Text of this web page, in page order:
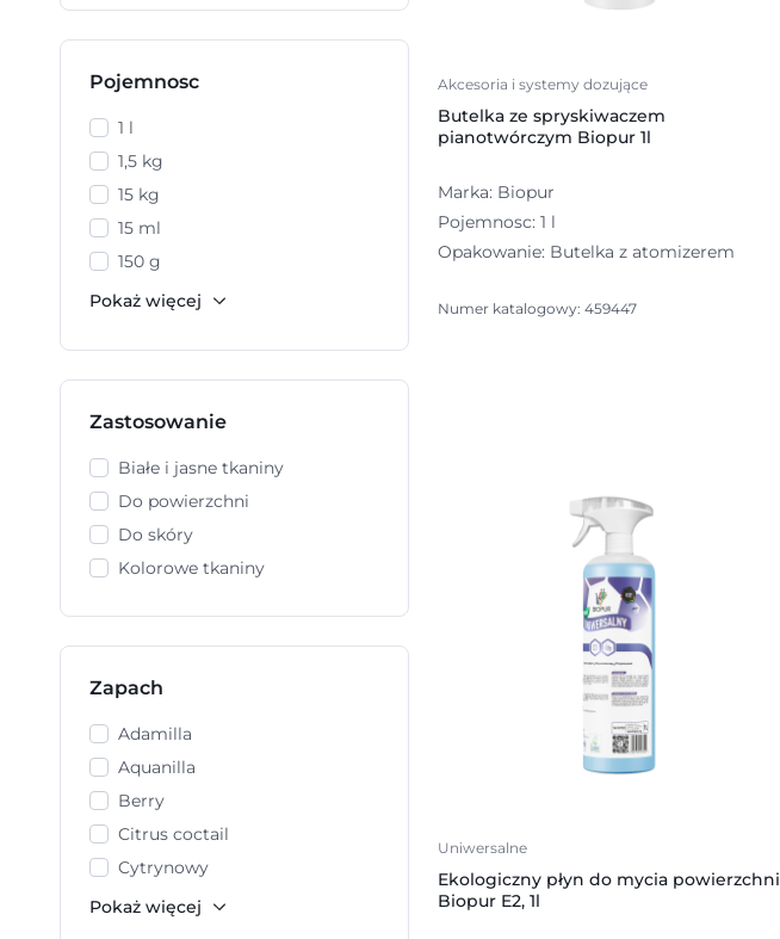
Pojemnosc
1 l
1,5 kg
15 kg
15 ml
150 g
Zastosowanie
Białe i jasne tkaniny
Do powierzchni
Do skóry
Kolorowe tkaniny
Zapach
Adamilla
Aquanilla
Berry
Citrus coctail
Cytrynowy
Akcesoria i systemy dozujące
Butelka ze spryskiwaczem
pianotwórczym Biopur 1l
Marka: Biopur
Pojemnosc: 1 l
Opakowanie: Butelka z atomizerem
Numer katalogowy: 459447
Uniwersalne
Ekologiczny płyn do mycia powierzchni
Biopur E2, 1l